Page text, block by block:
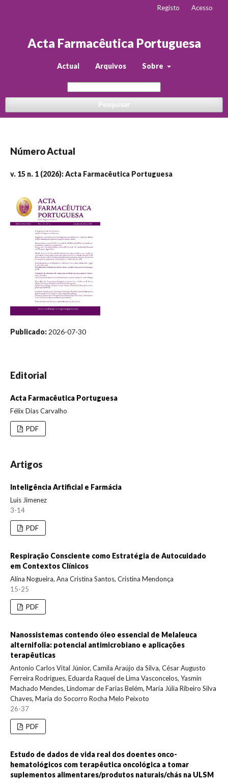
Acta Farmacêutica Portuguesa
Actual Arquivos Sobre
Pesquisar
Registo Acesso
Número Actual
v. 15 n. 1 (2026): Acta Farmacêutica Portuguesa
Publicado: 2026-07-30
Editorial
Acta Farmacêutica Portuguesa
Félix Dias Carvalho
PDF
Artigos
Inteligência Artificial e Farmácia
Luis Jimenez
3-14
PDF
Respiração Consciente como Estratégia de Autocuidado
em Contextos Clínicos
Alina Nogueira, Ana Cristina Santos, Cristina Mendonça
15-25
PDF
Nanossistemas contendo óleo essencial de Melaleuca
alternifolia: potencial antimicrobiano e aplicações
terapêuticas
Antonio Carlos Vital Júnior, Camila Araújo da Silva, César Augusto
Ferreira Rodrigues, Eduarda Raquel de Lima Vasconcelos, Yasmin
Machado Mendes, Lindomar de Farias Belém, Maria Júlia Ribeiro Silva
Chaves, Maria do Socorro Rocha Melo Peixoto
26-37
PDF
Estudo de dados de vida real dos doentes onco-
hematológicos com terapêutica oncológica a tomar
suplementos alimentares/produtos naturais/chás na ULSM